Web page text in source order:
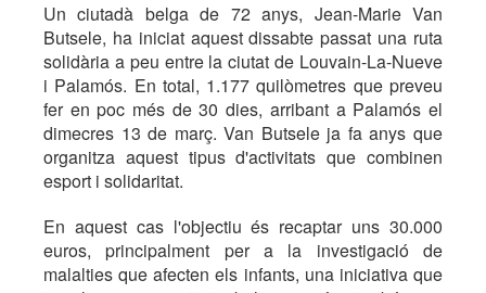
Un ciutadà belga de 72 anys, Jean-Marie Van
Butsele, ha iniciat aquest dissabte passat una ruta
solidària a peu entre la ciutat de Louvain-La-Nueve
i Palamós. En total, 1.177 quilòmetres que preveu
fer en poc més de 30 dies, arribant a Palamós el
dimecres 13 de març. Van Butsele ja fa anys que
organitza aquest tipus d'activitats que combinen
esport i solidaritat.
En aquest cas l'objectiu és recaptar uns 30.000
euros, principalment per a la investigació de
malalties que afecten els infants, una iniciativa que